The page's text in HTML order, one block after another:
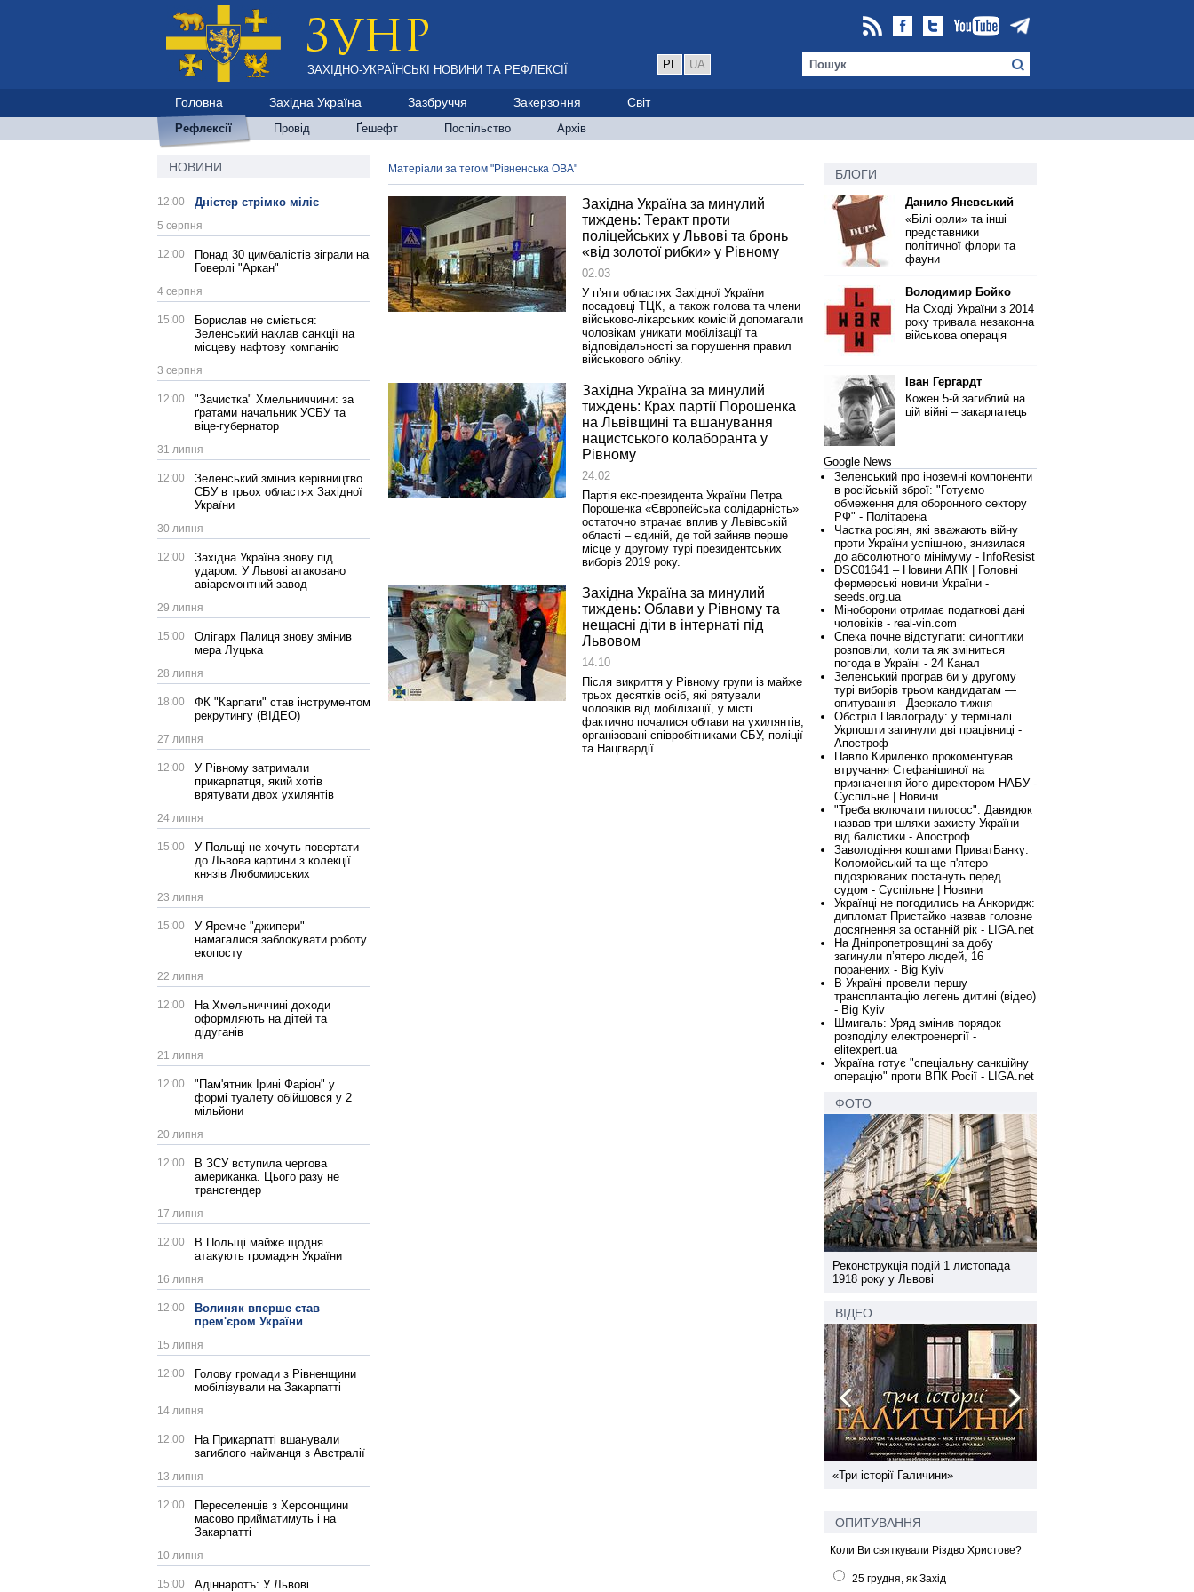
ЗАХІДНО-УКРАЇНСЬКІ НОВИНИ ТА РЕФЛЕКСІЇ PL UA
Головна Західна Україна Зазбруччя Закерзоння Світ
Рефлексії Провід Ґешефт Поспільство Архів
НОВИНИ
12:00 Дністер стрімко міліє
5 серпня
12:00
Понад 30 цимбалістів зіграли на
Говерлі "Аркан"
4 серпня
15:00
Борислав не сміється:
Зеленський наклав санкції на
місцеву нафтову компанію
3 серпня
12:00
"Зачистка" Хмельниччини: за
ґратами начальник УСБУ та
віце-губернатор
31 липня
12:00
Зеленський змінив керівництво
СБУ в трьох областях Західної
України
30 липня
12:00
Західна Україна знову під
ударом. У Львові атаковано
авіаремонтний завод
29 липня
15:00
Олігарх Палиця знову змінив
мера Луцька
28 липня
18:00
ФК "Карпати" став інструментом
рекрутингу (ВІДЕО)
27 липня
12:00
У Рівному затримали
прикарпатця, який хотів
врятувати двох ухилянтів
24 липня
15:00
У Польщі не хочуть повертати
до Львова картини з колекції
князів Любомирських
23 липня
15:00
У Яремче "джипери"
намагалися заблокувати роботу
екопосту
22 липня
12:00
На Хмельниччині доходи
оформляють на дітей та
дідуганів
21 липня
12:00
"Пам'ятник Ірині Фаріон" у
формі туалету обійшовся у 2
мільйони
20 липня
12:00
В ЗСУ вступила чергова
американка. Цього разу не
трансгендер
17 липня
12:00
В Польщі майже щодня
атакують громадян України
16 липня
12:00
Волиняк вперше став
прем'єром України
15 липня
12:00
Голову громади з Рівненщини
мобілізували на Закарпатті
14 липня
12:00
На Прикарпатті вшанували
загиблого найманця з Австралії
13 липня
12:00
Переселенців з Херсонщини
масово прийматимуть і на
Закарпатті
10 липня
15:00
Адіннаротъ: У Львові
Матеріали за тегом "Рівненська ОВА"
Західна Україна за минулий
тиждень: Теракт проти
поліцейських у Львові та бронь
«від золотої рибки» у Рівному
02.03
У п’яти областях Західної України
посадовці ТЦК, а також голова та члени
військово-лікарських комісій допомагали
чоловікам уникати мобілізації та
відповідальності за порушення правил
військового обліку.
Західна Україна за минулий
тиждень: Крах партії Порошенка
на Львівщині та вшанування
нацистського колаборанта у
Рівному
24.02
Партія екс-президента України Петра
Порошенка «Європейська солідарність»
остаточно втрачає вплив у Львівській
області – єдиній, де той зайняв перше
місце у другому турі президентських
виборів 2019 року.
Західна Україна за минулий
тиждень: Облави у Рівному та
нещасні діти в інтернаті під
Львовом
14.10
Після викриття у Рівному групи із майже
трьох десятків осіб, які рятували
чоловіків від мобілізації, у місті
фактично почалися облави на ухилянтів,
організовані співробітниками СБУ, поліції
та Нацгвардії.
БЛОГИ
Данило Яневський
«Білі орли» та інші
представники
політичної флори та
фауни
Володимир Бойко
На Сході України з 2014
року тривала незаконна
військова операція
Іван Гергардт
Кожен 5-й загиблий на
цій війні – закарпатець
Google News
Зеленський про іноземні компоненти
в російській зброї: "Готуємо
обмеження для оборонного сектору
РФ" - Політарена
Частка росіян, які вважають війну
проти України успішною, знизилася
до абсолютного мінімуму - InfoResist
DSC01641 – Новини АПК | Головні
фермерські новини України -
seeds.org.ua
Міноборони отримає податкові дані
чоловіків - real-vin.com
Спека почне відступати: синоптики
розповіли, коли та як зміниться
погода в Україні - 24 Канал
Зеленський програв би у другому
турі виборів трьом кандидатам —
опитування - Дзеркало тижня
Обстріл Павлограду: у терміналі
Укрпошти загинули дві працівниці -
Апостроф
Павло Кириленко прокоментував
втручання Стефанішиної на
призначення його директором НАБУ -
Суспільне | Новини
"Треба включати пилосос": Давидюк
назвав три шляхи захисту України
від балістики - Апостроф
Заволодіння коштами ПриватБанку:
Коломойський та ще п'ятеро
підозрюваних постануть перед
судом - Суспільне | Новини
Українці не погодились на Анкоридж:
дипломат Пристайко назвав головне
досягнення за останній рік - LIGA.net
На Дніпропетровщині за добу
загинули п’ятеро людей, 16
поранених - Big Kyiv
В Україні провели першу
трансплантацію легень дитині (відео)
- Big Kyiv
Шмигаль: Уряд змінив порядок
розподілу електроенергії -
elitexpert.ua
Україна готує "спеціальну санкційну
операцію" проти ВПК Росії - LIGA.net
ФОТО
Реконструкція подій 1 листопада
1918 року у Львові
ВІДЕО
«Три історії Галичини»
ОПИТУВАННЯ
Коли Ви святкували Різдво Христове?
25 грудня, як Захід